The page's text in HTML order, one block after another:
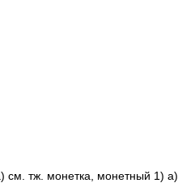
см. тж. монетка, монетный 1) а)